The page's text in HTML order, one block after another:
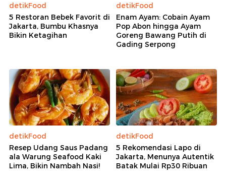
detikFood
5 Restoran Bebek Favorit di
Jakarta, Bumbu Khasnya
Bikin Ketagihan
detikFood
Enam Ayam: Cobain Ayam
Pop Abon hingga Ayam
Goreng Bawang Putih di
Gading Serpong
detikFood
Resep Udang Saus Padang
ala Warung Seafood Kaki
Lima, Bikin Nambah Nasi!
detikFood
5 Rekomendasi Lapo di
Jakarta, Menunya Autentik
Batak Mulai Rp30 Ribuan